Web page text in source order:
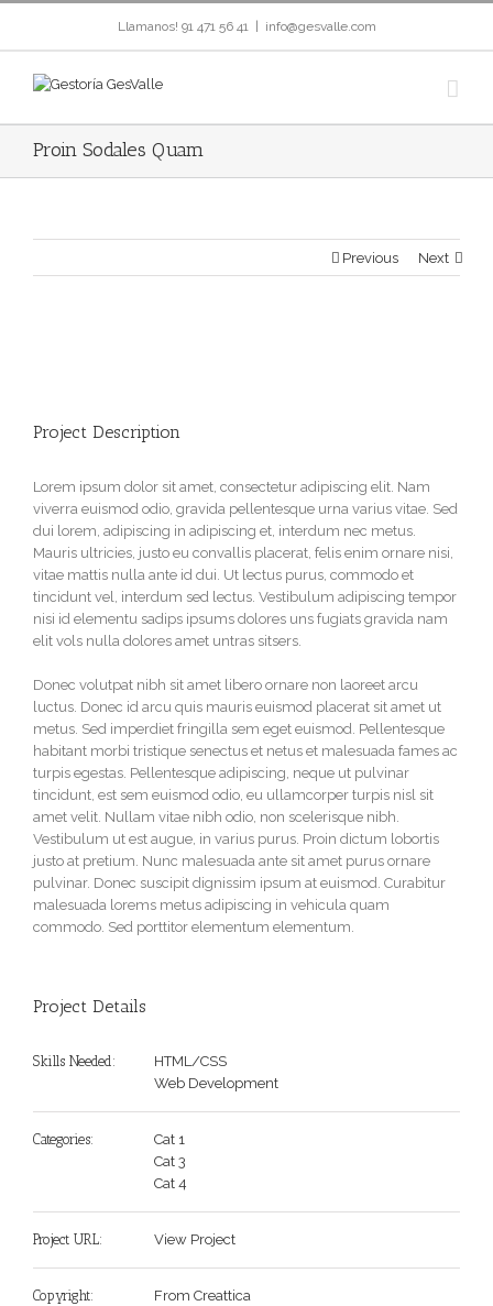
Llamanos! 91 471 56 41 info@gesvalle.com
Proin Sodales Quam
Previous Next
Project Description
Lorem ipsum dolor sit amet, consectetur adipiscing elit. Nam
viverra euismod odio, gravida pellentesque urna varius vitae. Sed
dui lorem, adipiscing in adipiscing et, interdum nec metus.
Mauris ultricies, justo eu convallis placerat, felis enim ornare nisi,
vitae mattis nulla ante id dui. Ut lectus purus, commodo et
tincidunt vel, interdum sed lectus. Vestibulum adipiscing tempor
nisi id elementu sadips ipsums dolores uns fugiats gravida nam
elit vols nulla dolores amet untras sitsers.
Donec volutpat nibh sit amet libero ornare non laoreet arcu
luctus. Donec id arcu quis mauris euismod placerat sit amet ut
metus. Sed imperdiet fringilla sem eget euismod. Pellentesque
habitant morbi tristique senectus et netus et malesuada fames ac
turpis egestas. Pellentesque adipiscing, neque ut pulvinar
tincidunt, est sem euismod odio, eu ullamcorper turpis nisl sit
amet velit. Nullam vitae nibh odio, non scelerisque nibh.
Vestibulum ut est augue, in varius purus. Proin dictum lobortis
justo at pretium. Nunc malesuada ante sit amet purus ornare
pulvinar. Donec suscipit dignissim ipsum at euismod. Curabitur
malesuada lorems metus adipiscing in vehicula quam
commodo. Sed porttitor elementum elementum.
Project Details
Skills Needed:
HTML/CSS
Web Development
Categories:
Cat 1
Cat 3
Cat 4
Project URL: View Project
Copyright: From Creattica